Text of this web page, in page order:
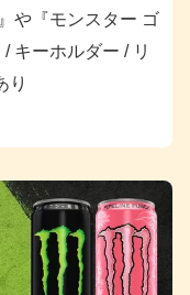
や『モンスター ゴ
キーホルダー / リ
り